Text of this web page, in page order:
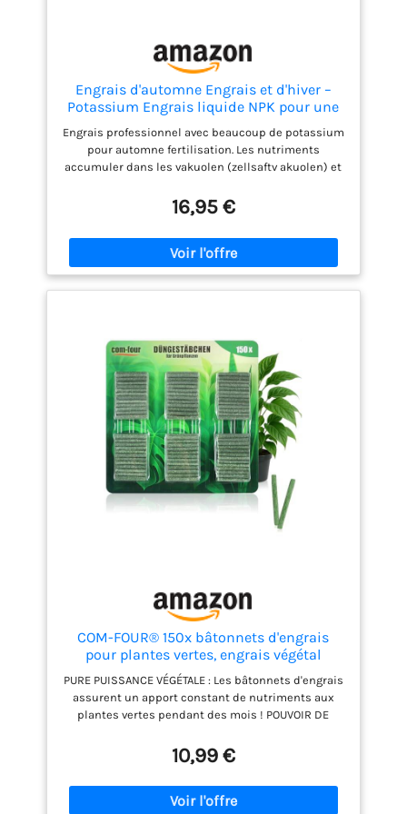
Engrais d'automne Engrais et d'hiver –
Potassium Engrais liquide NPK pour une
meilleure Dureté des plantes d'hiver (hiver
Protection/Protection anti-gel)
Engrais professionnel avec beaucoup de potassium
pour automne fertilisation. Les nutriments
accumuler dans les vakuolen (zellsaftv akuolen) et
augmentation salzgehalz crée une höhrere de la
tolérance au gel et la plante cellules sont plus
résistant aux agents anti gel. Convient pour toutes
les plantes de jardin et plantes en pot. La
fertilisation des automne est un outil
supplémentaire pour éviter les dégâts causés par
nombreux palmiers subtropicales, plantes
méditerranéennes comme des lauriers olives,
agrumes, etc. Très concentré formule engrais et très
efficace. Contenu de la livraison 250 ml par type de
plantes et état, 250 ml Engrais concentré suffisant
pour 60–125 l fertigen engrais liquide. Sur N'Importe
Quel engrais, se trouve une instructions détaillées.
Très facile à utiliser, le dosage se fait par la
capuchon de protection.
16,95 €
COM-FOUR® 150x bâtonnets d'engrais
pour plantes vertes, engrais végétal
PURE PUISSANCE VÉGÉTALE : Les bâtonnets d'engrais
assurent un apport constant de nutriments aux
plantes vertes pendant des mois ! POUVOIR DE
plantes vertes, une croissance forte et saine est
obtenue sans surfertilisation ! EFFET LONGUE DURÉE
: L'engrais est libéré uniformément sur 100 jours
pour assurer l'apport en nutriments requis !
10,99 €